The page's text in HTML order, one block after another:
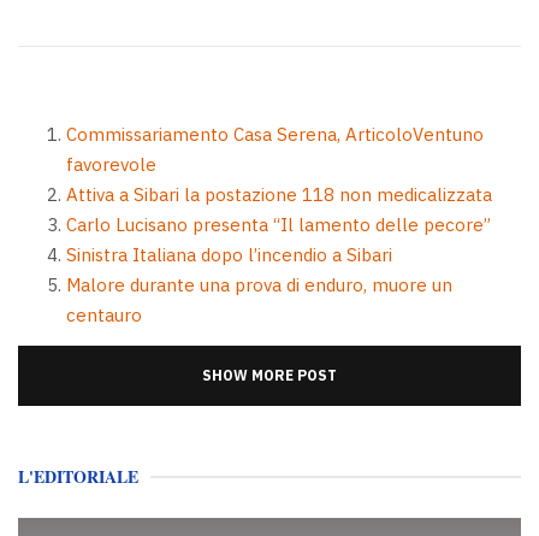
Commissariamento Casa Serena, ArticoloVentuno
favorevole
Attiva a Sibari la postazione 118 non medicalizzata
Carlo Lucisano presenta “Il lamento delle pecore”
Sinistra Italiana dopo l’incendio a Sibari
Malore durante una prova di enduro, muore un
centauro
SHOW MORE POST
L'EDITORIALE